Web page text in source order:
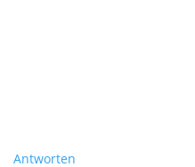
Antworten